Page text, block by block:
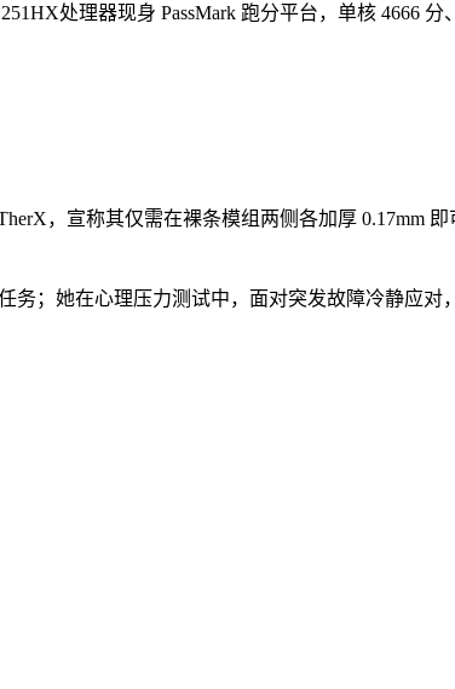
处理器现身 PassMark 跑分平台，单核 4666
，宣称其仅需在裸条模组两侧各加厚 0.17mm
；她在心理压力测试中，面对突发故障冷静应对